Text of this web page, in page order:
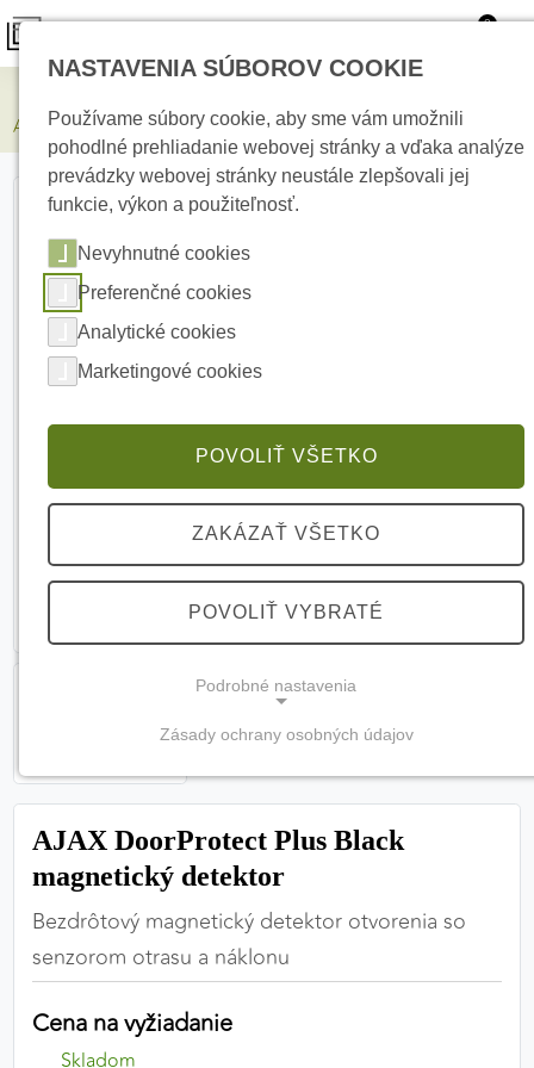
0
AJAX DoorProtect Plus Black magnetický detektor
AJAX DoorProtect Plus Black
magnetický detektor
Bezdrôtový magnetický detektor otvorenia so
senzorom otrasu a náklonu
Cena na vyžiadanie
Skladom
NASTAVENIA SÚBOROV COOKIE
Používame súbory cookie, aby sme vám umožnili
pohodlné prehliadanie webovej stránky a vďaka analýze
prevádzky webovej stránky neustále zlepšovali jej
funkcie, výkon a použiteľnosť.
Nevyhnutné cookies
Preferenčné cookies
Analytické cookies
Marketingové cookies
POVOLIŤ VŠETKO
ZAKÁZAŤ VŠETKO
POVOLIŤ VYBRATÉ
Podrobné nastavenia
(vždy aktívne, nemožno vypnúť)
Tieto cookies sú potrebné na správne fungovanie
webovej stránky a bez nich by nebolo možné
zabezpečiť jej plnú funkčnosť.
Nevyhnutné cookies
PREFERENČNÉ COOKIES
Zásady ochrany osobných údajov